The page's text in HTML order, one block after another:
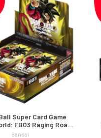
Super Card Game
FB03 Raging Roar
Booster Display
Bandai